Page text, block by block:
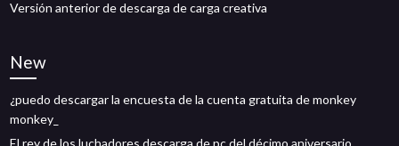
Versión anterior de descarga de carga creativa
New
¿puedo descargar la encuesta de la cuenta gratuita de monkey
monkey_
El rey de los luchadores descarga de pc del décimo aniversario